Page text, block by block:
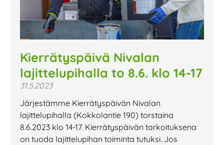
Kierrätyspäivä Nivalan
lajittelupihalla to 8.6. klo 14-17
31.5.2023
Järjestämme Kierrätyspäivän Nivalan
lajittelupihalla (Kokkolantie 190) torstaina
8.6.2023 klo 14-17. Kierrätyspäivän tarkoituksena
on tuoda lajittelupihan toiminta tutuksi. Jos